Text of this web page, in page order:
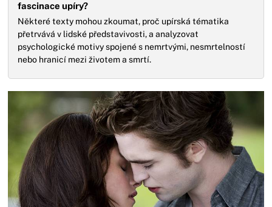
fascinace upíry?
Některé texty mohou zkoumat, proč upírská tématika
přetrvává v lidské představivosti, a analyzovat
psychologické motivy spojené s nemrtvými, nesmrtelností
nebo hranicí mezi životem a smrtí.